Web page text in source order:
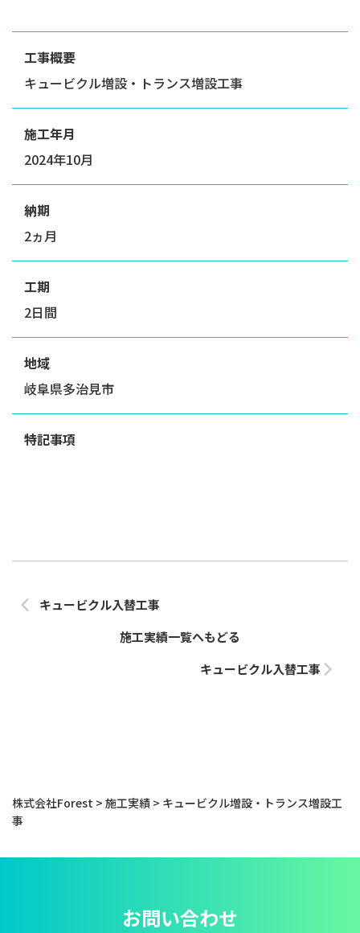
工事概要
キュービクル増設・トランス増設工事
施工年月
2024年10月
納期
2ヵ月
工期
2日間
地域
岐阜県多治見市
特記事項
キュービクル入替工事
施工実績一覧へもどる
キュービクル入替工事
株式会社Forest > 施工実績 > キュービクル増設・トランス増設工
事
お問い合わせ